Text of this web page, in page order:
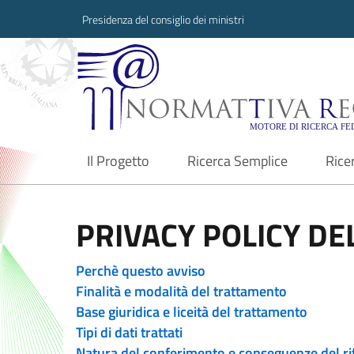
Presidenza del consiglio dei ministri
Normattiva
Il Progetto
current Ricerca Semplice
PRIVACY POLICY
Perchè questo avviso
Finalità e modalità del trattamento
Base giuridica e liceità del trattamento
Tipi di dati trattati